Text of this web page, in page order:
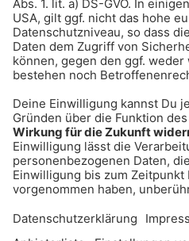
Gong 96.3 Chill: Hier